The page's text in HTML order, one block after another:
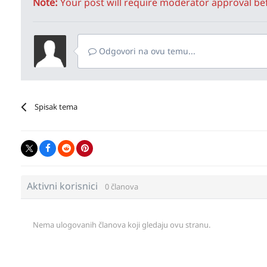
Odgovori na ovu temu...
Spisak tema
Aktivni korisnici 0 članova
Nema ulogovanih članova koji gledaju ovu stranu.